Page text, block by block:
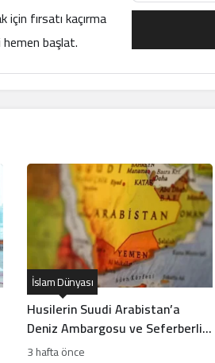
fırsatı kaçırma
başlat.
Husilerin Suudi Arabistan’a
Deniz Ambargosu ve Seferberlik
İlanı Ne Anlama Geliyor?
İslam Dünyası
3 hafta önce